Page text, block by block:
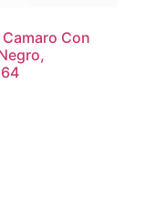
Con